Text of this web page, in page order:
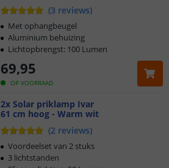
(3 reviews)
OP VOORRAAD
69,95
Met ophangbeugel
Aluminium behuizing
Lichtopbrengst: 100 Lumen
2x Solar priklamp Ivar
61 cm hoog - Warm wit
(2 reviews)
Voordeelset van 2 stuks
3 lichtstanden